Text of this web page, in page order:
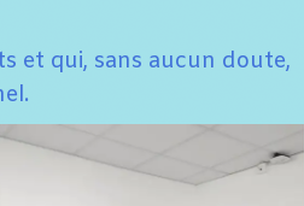
et qui, sans aucun doute,